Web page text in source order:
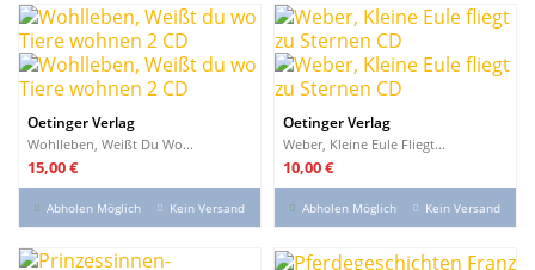
Oetinger Verlag
Wohlleben, Weißt Du Wo...
Preis
15,00 €
Abholen Möglich Kein Versand
Oetinger Verlag
Weber, Kleine Eule Fliegt...
Preis
10,00 €
Abholen Möglich Kein Versand